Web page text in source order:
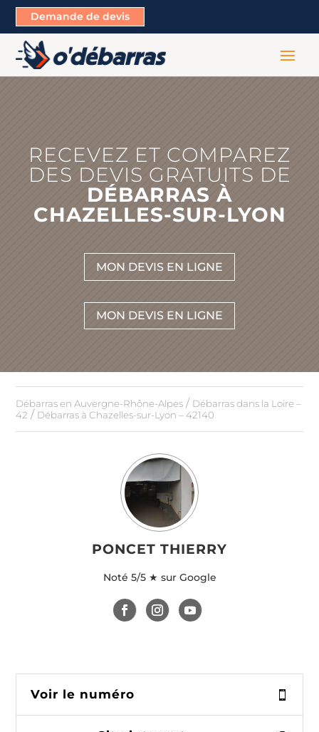
Demande de devis
RECEVEZ ET COMPAREZ
DES DEVIS GRATUITS DE
DÉBARRAS À
CHAZELLES-SUR-LYON
MON DEVIS EN LIGNE
MON DEVIS EN LIGNE
Débarras en Auvergne-Rhône-Alpes / Débarras dans la Loire –
42 / Débarras à Chazelles-sur-Lyon – 42140
PONCET THIERRY
Noté 5/5 ★ sur Google
Voir le numéro